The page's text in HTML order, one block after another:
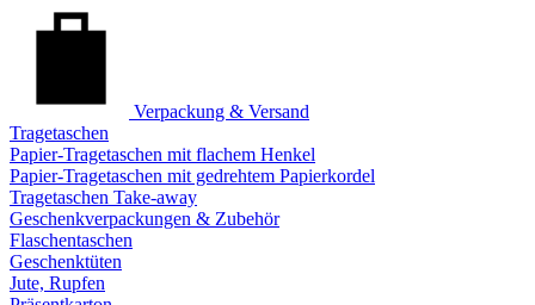
Verpackung & Versand
Tragetaschen
Papier-Tragetaschen mit flachem Henkel
Papier-Tragetaschen mit gedrehtem Papierkordel
Tragetaschen Take-away
Geschenkverpackungen & Zubehör
Flaschentaschen
Geschenktüten
Jute, Rupfen